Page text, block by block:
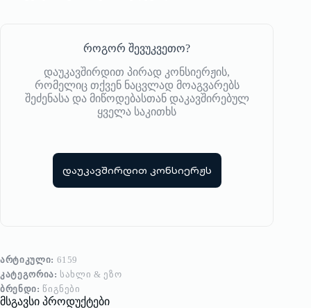
როგორ შევუკვეთო?
დაუკავშირდით პირად კონსიერჟის,
რომელიც თქვენ ნაცვლად მოაგვარებს
შეძენასა და მიწოდებასთან დაკავშირებულ
ყველა საკითხს
დაუკავშირდით კონსიერჟს
ᲐᲠᲢᲘᲙᲣᲚᲘ: 6159
ᲙᲐᲢᲔᲒᲝᲠᲘᲐ: ᲡᲐᲮᲚᲘ & ᲔᲖᲝ
ᲑᲠᲔᲜᲓᲘ: ᲬᲘᲒᲜᲔᲑᲘ
მსგავსი პროდუქტები